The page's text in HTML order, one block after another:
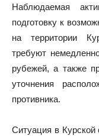
Наблюдаемая
подготовку к
на территории
требуют
рубежей, а также
уточнения
противника.
Ситуация в Курской